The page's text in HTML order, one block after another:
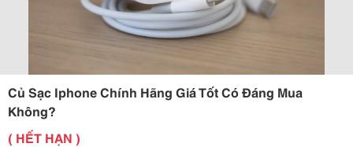
Củ Sạc Iphone Chính Hãng Giá Tốt Có Đáng Mua
Không?
( HẾT HẠN )